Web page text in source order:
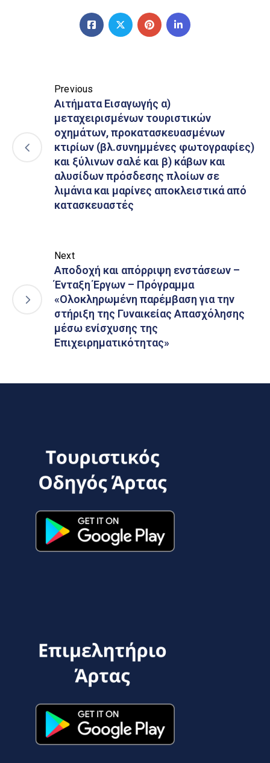
Previous
Αιτήματα Εισαγωγής α)
μεταχειρισμένων τουριστικών
οχημάτων, προκατασκευασμένων
κτιρίων (βλ.συνημμένες φωτογραφίες)
και ξύλινων σαλέ και β) κάβων και
αλυσίδων πρόσδεσης πλοίων σε
λιμάνια και μαρίνες αποκλειστικά από
κατασκευαστές
Next
Αποδοχή και απόρριψη ενστάσεων –
Ένταξη Έργων – Πρόγραμμα
«Ολοκληρωμένη παρέμβαση για την
στήριξη της Γυναικείας Απασχόλησης
μέσω ενίσχυσης της
Επιχειρηματικότητας»